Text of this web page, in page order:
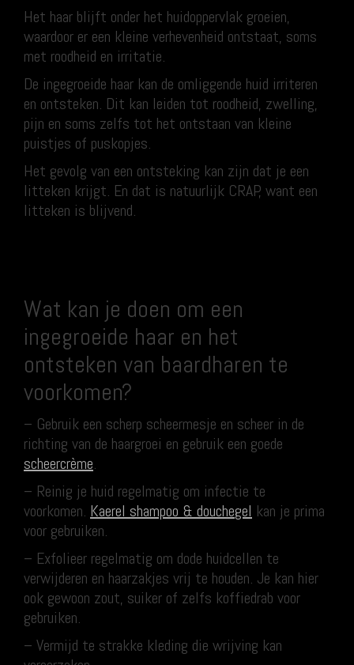
Het haar blijft onder het huidoppervlak groeien,
waardoor er een kleine verhevenheid ontstaat, soms
met roodheid en irritatie.
De ingegroeide haar kan de omliggende huid irriteren
en ontsteken. Dit kan leiden tot roodheid, zwelling,
pijn en soms zelfs tot het ontstaan van kleine
puistjes of puskopjes.
Het gevolg van een ontsteking kan zijn dat je een
litteken krijgt. En dat is natuurlijk CRAP, want een
litteken is blijvend.
Wat kan je doen om een
ingegroeide haar en het
ontsteken van baardharen te
voorkomen?
– Gebruik een scherp scheermesje en scheer in de
richting van de haargroei en gebruik een goede
scheercrème.
– Reinig je huid regelmatig om infectie te
voorkomen. Kaerel shampoo & douchegel kan je prima
voor gebruiken.
– Exfolieer regelmatig om dode huidcellen te
verwijderen en haarzakjes vrij te houden. Je kan hier
ook gewoon zout, suiker of zelfs koffiedrab voor
gebruiken.
– Vermijd te strakke kleding die wrijving kan